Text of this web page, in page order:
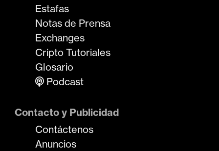
Estafas
Notas de Prensa
Exchanges
Cripto Tutoriales
Glosario
Podcast
Contacto y Publicidad
Contáctenos
Anuncios